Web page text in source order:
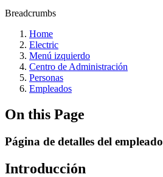
Breadcrumbs
Home
Electric
Menú izquierdo
Centro de Administración
Personas
Empleados
On this Page
Página de detalles del empleado
Introducción